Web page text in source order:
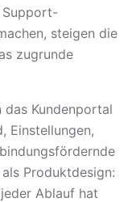
Support-
steigen die
zugrunde
das Kundenportal
Einstellungen,
Produktdesign:
Ablauf hat